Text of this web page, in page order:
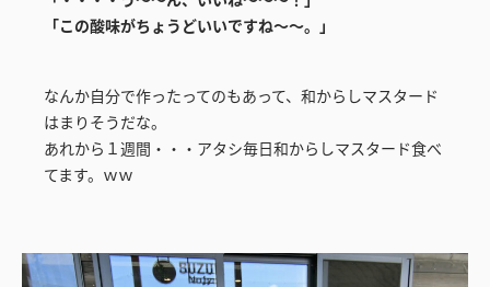
「この酸味がちょうどいいですね～～。」
なんか自分で作ったってのもあって、和からしマスタード
はまりそうだな。
あれから１週間・・・アタシ毎日和からしマスタード食べ
てます。ｗｗ